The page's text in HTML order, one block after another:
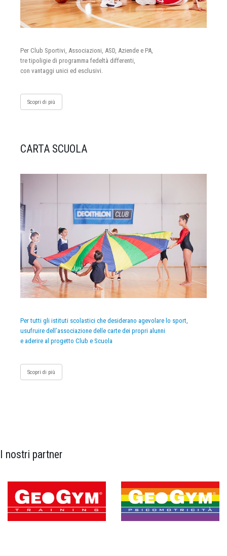
Per Club Sportivi, Associazioni, ASD, Aziende e PA,
tre tipoligie di programma fedeltà differenti,
con vantaggi unici ed esclusivi.
Scopri di più
CARTA SCUOLA
Per tutti gli istituti scolastici che desiderano agevolare lo sport,
usufruire dell’associazione delle carte dei propri alunni
e aderire al progetto Club e Scuola
Scopri di più
I nostri partner